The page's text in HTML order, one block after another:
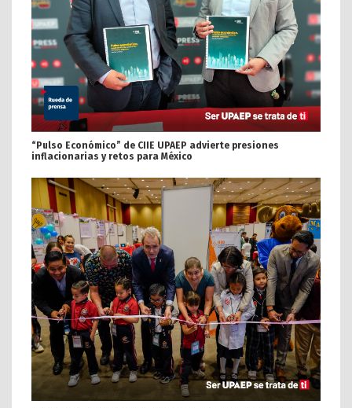
“Pulso Económico” de CIIE UPAEP advierte presiones
inflacionarias y retos para México